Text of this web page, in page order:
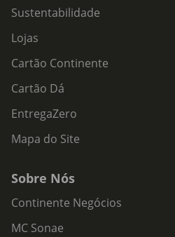
Sustentabilidade
Lojas
Cartão Continente
Cartão Dá
EntregaZero
Mapa do Site
Sobre Nós
Continente Negócios
MC Sonae